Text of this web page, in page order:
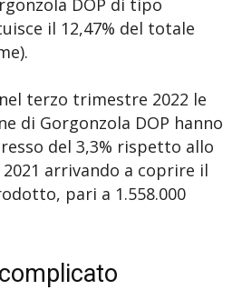
il 12,47% del totale
terzo trimestre 2022 le
di Gorgonzola DOP hanno
del 3,3% rispetto allo
arrivando a coprire il
pari a 1.558.000